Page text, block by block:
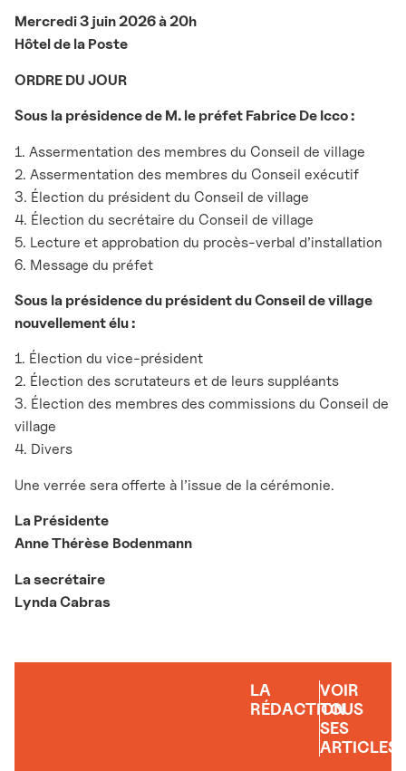
Mercredi 3 juin 2026 à 20h
Hôtel de la Poste
ORDRE DU JOUR
Sous la présidence de M. le préfet Fabrice De Icco :
1. Assermentation des membres du Conseil de village
2. Assermentation des membres du Conseil exécutif
3. Élection du président du Conseil de village
4. Élection du secrétaire du Conseil de village
5. Lecture et approbation du procès-verbal d’installation
6. Message du préfet
Sous la présidence du président du Conseil de village
nouvellement élu :
1. Élection du vice-président
2. Élection des scrutateurs et de leurs suppléants
3. Élection des membres des commissions du Conseil de
village
4. Divers
Une verrée sera offerte à l’issue de la cérémonie.
La Présidente
Anne Thérèse Bodenmann
La secrétaire
Lynda Cabras
LA
RÉDACTION
VOIR
TOUS
SES
ARTICLES